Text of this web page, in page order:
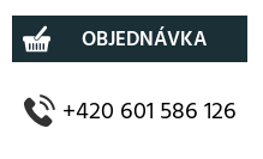
Můj účet OBJEDNÁVKA
+420 601 586 126